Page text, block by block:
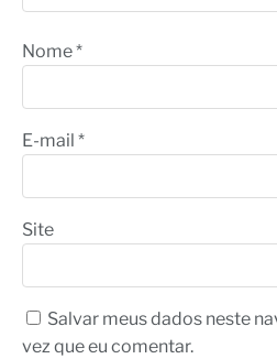
Nome*
E-mail *
Site
Salvar meus dados neste
vez que eu comentar.